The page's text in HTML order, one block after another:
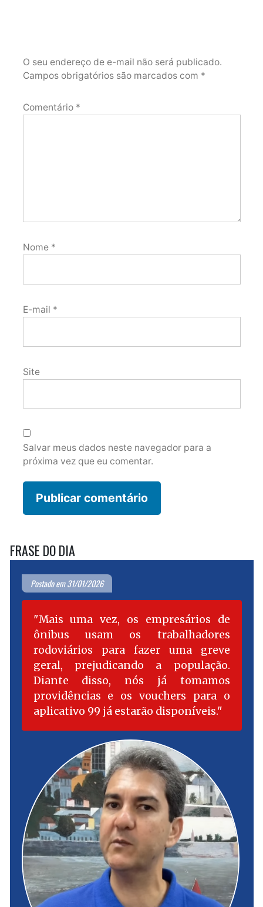
O seu endereço de e-mail não será publicado.
Campos obrigatórios são marcados com *
Comentário *
Nome *
E-mail *
Site
Salvar meus dados neste navegador para a
próxima vez que eu comentar.
FRASE DO DIA
Postado em 31/01/2026
Mais uma vez, os empresários de
ônibus usam os trabalhadores
rodoviários para fazer uma greve
geral, prejudicando a população.
Diante disso, nós já tomamos
providências e os vouchers para o
aplicativo 99 já estarão disponíveis.